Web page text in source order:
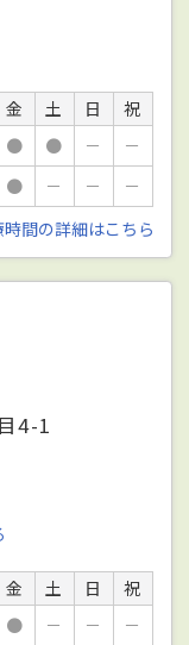
金 土 日
祝
● ● －
－
● － －
－
時間の詳細はこちら
4-1
金 土 日
祝
● － － －